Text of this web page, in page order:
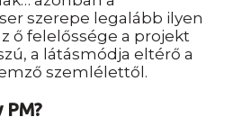
szerepe legalább ilyen
ő felelőssége a projekt
a látásmódja eltérő a
szemlélettől.